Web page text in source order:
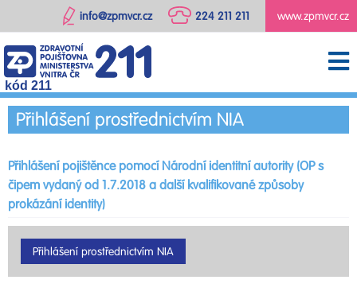
www.zpmvcr.cz
224 211 211
info@zpmvcr.cz
kód 211
Přihlášení prostřednictvím NIA
Přihlášení pojištěnce pomocí Národní identitní autority (OP s
čipem vydaný od 1.7.2018 a další kvalifikované způsoby
prokázání identity)